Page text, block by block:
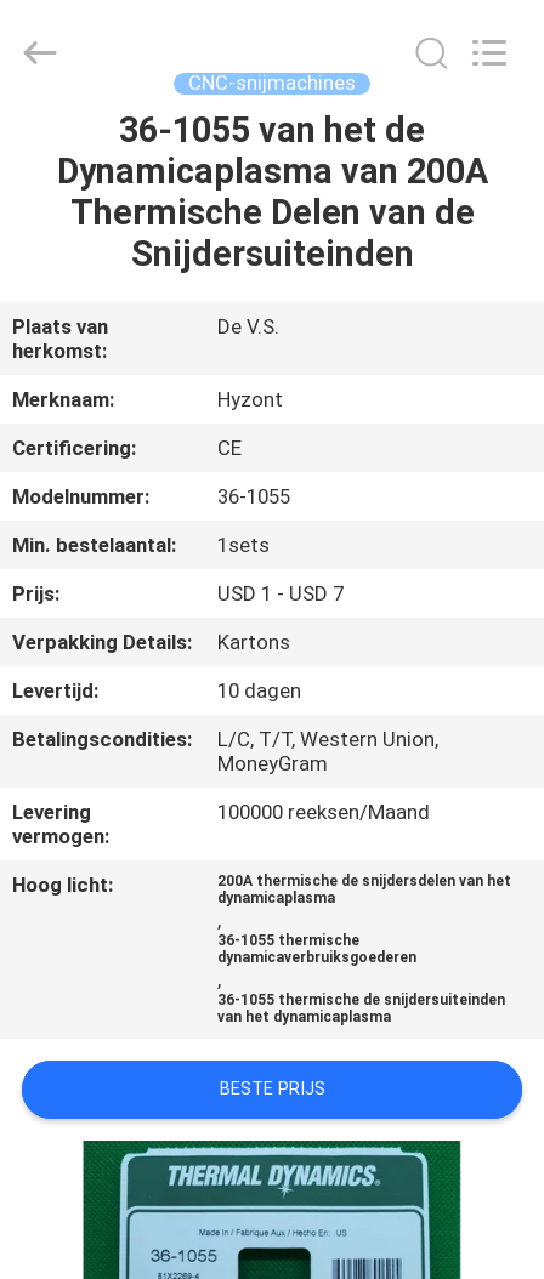
PRODUCTEN
ONGEVEER
ONS
FABRIEKSREIS
KWALITEITSCONTROLE
VERZOEK
OM EEN
SITEMAP
PRIVACYBELEID
Co.,Ltd..
CNC-snijmachines
36-1055 van het de
Dynamicaplasma van 200A
Thermische Delen van de
Snijdersuiteinden
Plaats van
herkomst:
De V.S.
Merknaam:
Hyzont
Certificering:
CE
Modelnummer:
36-1055
Min. bestelaantal:
1sets
Prijs:
USD 1 - USD 7
Verpakking Details:
Kartons
Levertijd:
10 dagen
Betalingscondities:
L/C, T/T, Western Union,
MoneyGram
Levering
vermogen:
100000 reeksen/Maand
Hoog licht:
200A thermische de snijdersdelen van het
dynamicaplasma
,
36-1055 thermische
dynamicaverbruiksgoederen
,
36-1055 thermische de snijdersuiteinden
van het dynamicaplasma
BESTE PRIJS